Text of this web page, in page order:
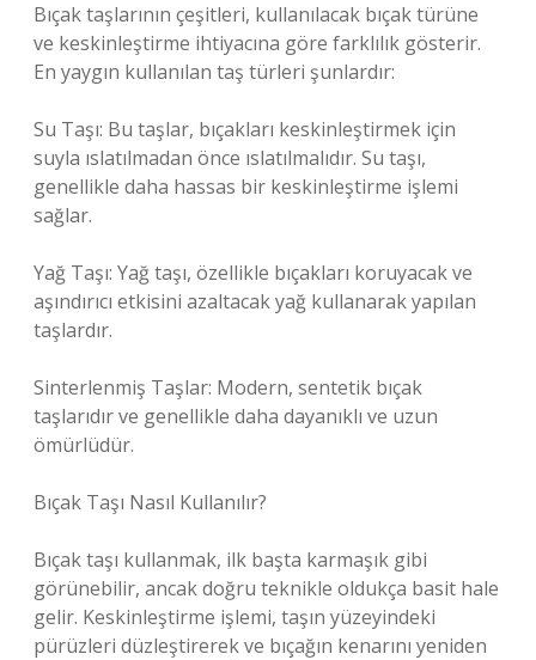
Bıçak taşlarının çeşitleri, kullanılacak bıçak türüne
ve keskinleştirme ihtiyacına göre farklılık gösterir.
En yaygın kullanılan taş türleri şunlardır:
Su Taşı: Bu taşlar, bıçakları keskinleştirmek için
suyla ıslatılmadan önce ıslatılmalıdır. Su taşı,
genellikle daha hassas bir keskinleştirme işlemi
sağlar.
Yağ Taşı: Yağ taşı, özellikle bıçakları koruyacak ve
aşındırıcı etkisini azaltacak yağ kullanarak yapılan
taşlardır.
Sinterlenmiş Taşlar: Modern, sentetik bıçak
taşlarıdır ve genellikle daha dayanıklı ve uzun
ömürlüdür.
Bıçak Taşı Nasıl Kullanılır?
Bıçak taşı kullanmak, ilk başta karmaşık gibi
görünebilir, ancak doğru teknikle oldukça basit hale
gelir. Keskinleştirme işlemi, taşın yüzeyindeki
pürüzleri düzleştirerek ve bıçağın kenarını yeniden